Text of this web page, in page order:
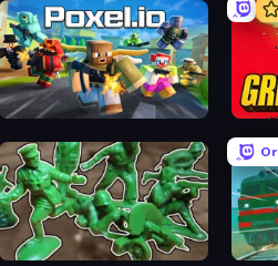
Poxel.io
Soldiers - Capture and Control!